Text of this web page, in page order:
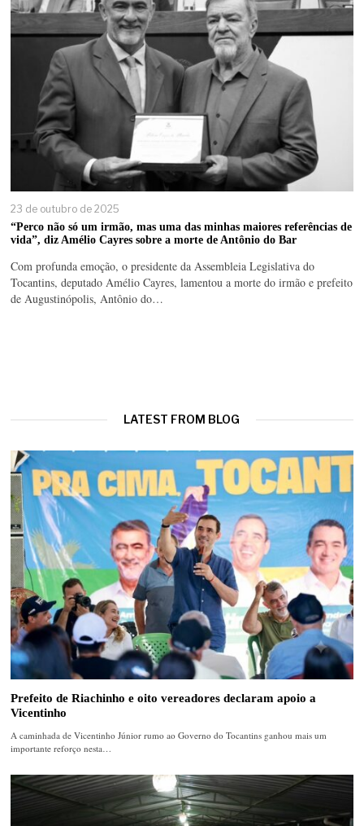
23 de outubro de 2025
“Perco não só um irmão, mas uma das minhas maiores referências de
vida”, diz Amélio Cayres sobre a morte de Antônio do Bar
Com profunda emoção, o presidente da Assembleia Legislativa do
Tocantins, deputado Amélio Cayres, lamentou a morte do irmão e prefeito
de Augustinópolis, Antônio do…
LATEST FROM BLOG
Prefeito de Riachinho e oito vereadores declaram apoio a
Vicentinho
A caminhada de Vicentinho Júnior rumo ao Governo do Tocantins ganhou mais um
importante reforço nesta…